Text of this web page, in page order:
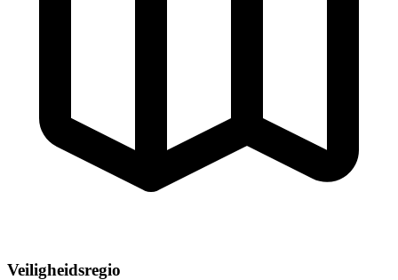
Veiligheidsregio